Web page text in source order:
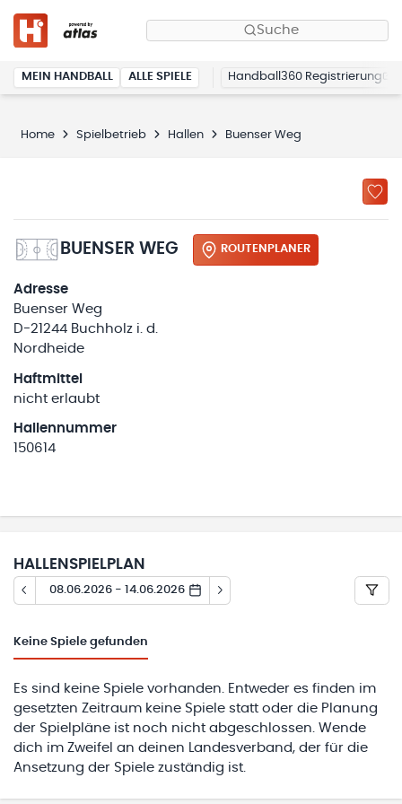
Suche
MEIN HANDBALL ALLE SPIELE Handball360 Registrierung
Home Spielbetrieb Hallen Buenser Weg
BUENSER WEG ROUTENPLANER
Adresse
Buenser Weg
D-21244 Buchholz i. d.
Nordheide
Haftmittel
nicht erlaubt
Hallennummer
150614
HALLENSPIELPLAN
08.06.2026 - 14.06.2026
Keine Spiele gefunden
Es sind keine Spiele vorhanden. Entweder es finden im
gesetzten Zeitraum keine Spiele statt oder die Planung
der Spielpläne ist noch nicht abgeschlossen. Wende
dich im Zweifel an deinen Landesverband, der für die
Ansetzung der Spiele zuständig ist.